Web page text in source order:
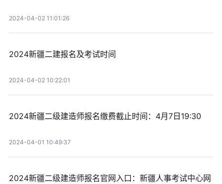
2024-04-02 11:01:26
2024新疆二建报名及考试时间
2024-04-02 10:22:01
2024新疆二级建造师报名缴费截止时间：4月7日19:30
2024-04-01 10:49:37
2024新疆二级建造师报名官网入口：新疆人事考试中心网